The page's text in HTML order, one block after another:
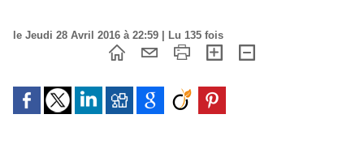
le Jeudi 28 Avril 2016 à 22:59 | Lu 135 fois